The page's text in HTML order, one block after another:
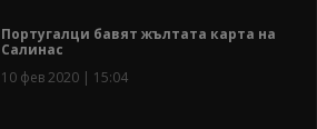
Португалци бавят жълтата карта на
Салинас
10 фев 2020 | 15:04